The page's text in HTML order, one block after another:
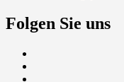
Folgen Sie uns